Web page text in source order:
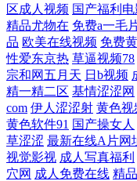
品 综合高清欧美乱伦 免费
免费的电影网站 久艹逼综
嘛豆成人AV在线看 中文
片在线网站 尤物视频在线
18 韩国理论大全 中文字幕
区成人视频 国产福利
精品尤物在 免费a一毛
品 欧美在线视频 免费
性爱东京热 草逼视频78
宗和网五月天 日b视频
精一精二区 基情涩涩网
com 伊人涩涩射 黄色视
黄色软件91 国产操女人
草涩涩 最新在线A片网
视觉影视 成人写真福利
穴网 成人免费在线 精